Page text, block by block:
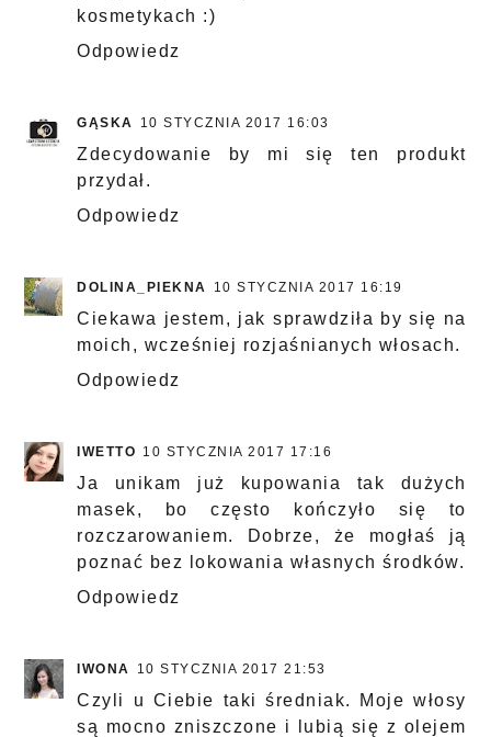
kosmetykach :)
Odpowiedz
GĄSKA 10 STYCZNIA 2017 16:03
Zdecydowanie by mi się ten produkt
przydał.
Odpowiedz
DOLINA_PIEKNA 10 STYCZNIA 2017 16:19
Ciekawa jestem, jak sprawdziła by się na
moich, wcześniej rozjaśnianych włosach.
Odpowiedz
IWETTO 10 STYCZNIA 2017 17:16
Ja unikam już kupowania tak dużych
masek, bo często kończyło się to
rozczarowaniem. Dobrze, że mogłaś ją
poznać bez lokowania własnych środków.
Odpowiedz
IWONA 10 STYCZNIA 2017 21:53
Czyli u Ciebie taki średniak. Moje włosy
są mocno zniszczone i lubią się z olejem